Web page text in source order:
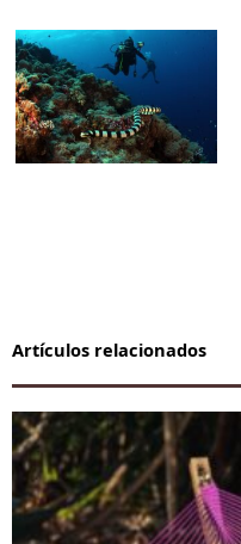
Artículos relacionados